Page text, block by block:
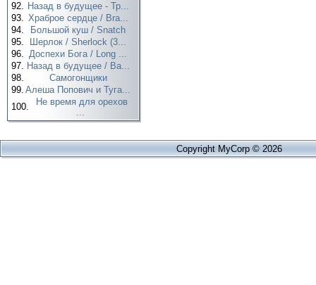
92. Назад в будущее - Тр...
93. Храброе сердце / Bra...
94.
Большой куш / Snatch
95.
Шерлок / Sherlock (3...
96. Доспехи Бога / Long ...
97. Назад в будущее / Ba...
98.
Самогонщики
99. Алеша Попович и Туга...
100.
Не время для орехов
...
Copyright MyCorp © 2026